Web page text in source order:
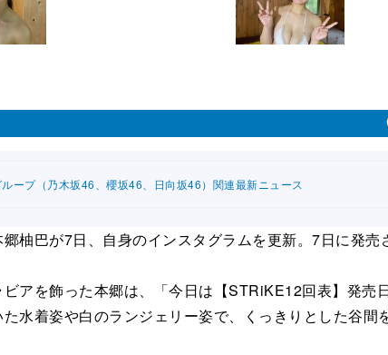
ループ（乃木坂46、櫻坂46、日向坂46）関連最新ニュース
柚巴が7日、自身のインスタグラムを更新。7日に発
アを飾った本郷は、「今日は【STRiKE12回表】発
水着姿や白のランジェリー姿で、くっきりとした谷間